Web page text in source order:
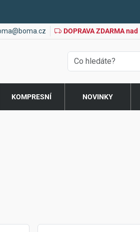
DOPRAVA ZDARMA
KOMPRESNÍ NOVINKY